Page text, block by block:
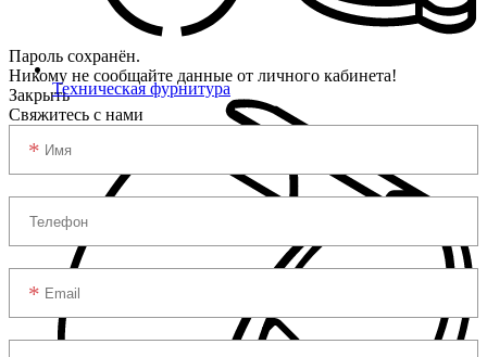
Техническая фурнитура
Пароль сохранён.
Никому не сообщайте данные от личного кабинета!
Закрыть
Свяжитесь с нами